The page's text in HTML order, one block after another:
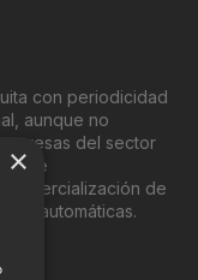
con periodicidad
aunque no
del sector
comercialización de
automáticas.
×